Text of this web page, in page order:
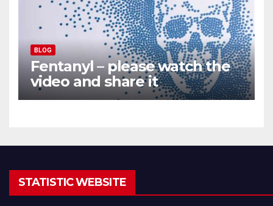
BLOG
Fentanyl – please watch the
video and share it
STATISTIC WEBSITE